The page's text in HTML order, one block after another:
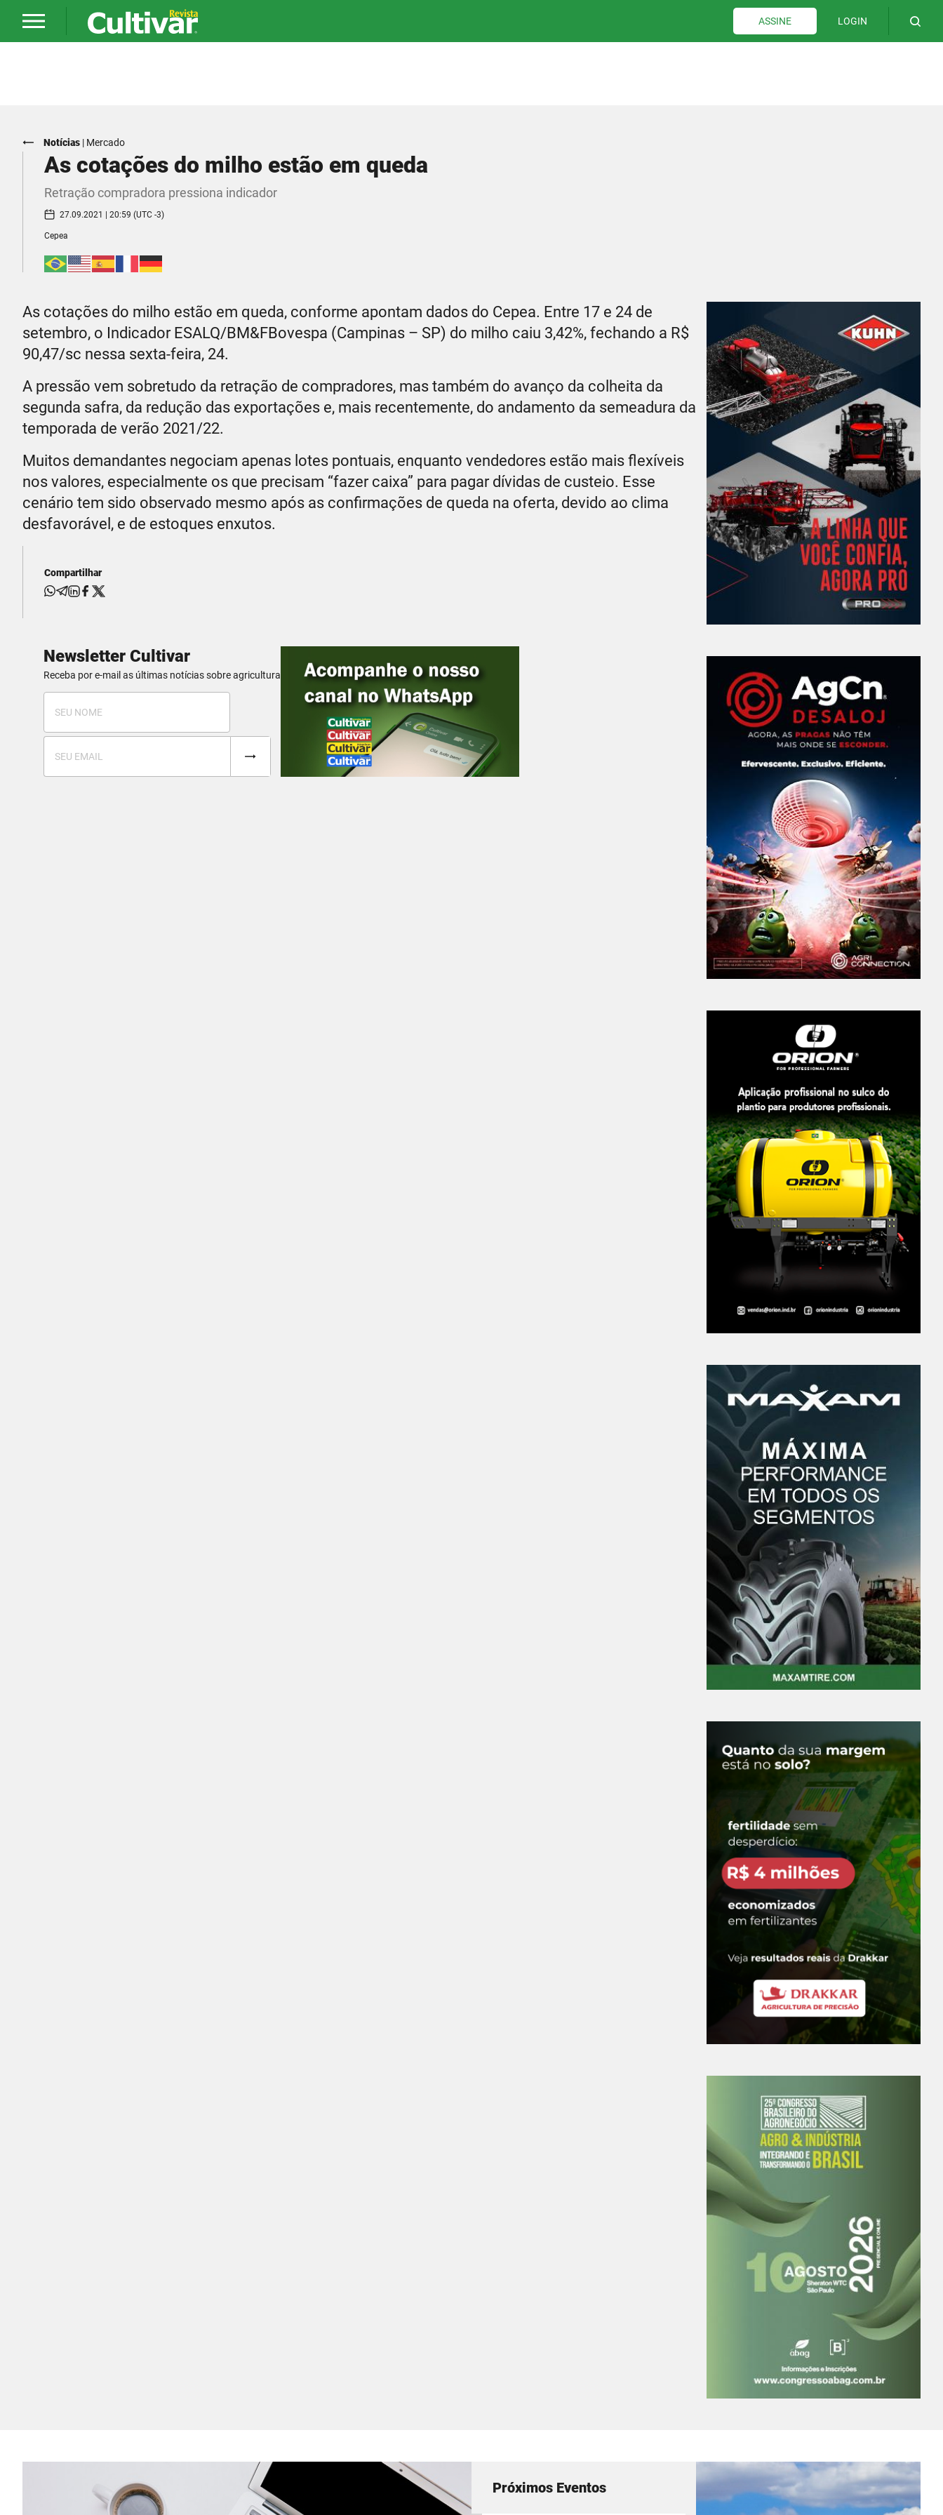
ASSINE LOGIN
Notícias | Mercado
As cotações do milho estão em queda
Retração compradora pressiona indicador
27.09.2021 | 20:59 (UTC -3)
Cepea
As cotações do milho estão em queda, conforme apontam dados do Cepea. Entre 17 e 24 de
setembro, o Indicador ESALQ/BM&FBovespa (Campinas – SP) do milho caiu 3,42%, fechando a R$
90,47/sc nessa sexta-feira, 24.
A pressão vem sobretudo da retração de compradores, mas também do avanço da colheita da
segunda safra, da redução das exportações e, mais recentemente, do andamento da semeadura da
temporada de verão 2021/22.
Muitos demandantes negociam apenas lotes pontuais, enquanto vendedores estão mais flexíveis
nos valores, especialmente os que precisam “fazer caixa” para pagar dívidas de custeio. Esse
cenário tem sido observado mesmo após as confirmações de queda na oferta, devido ao clima
desfavorável, e de estoques enxutos.
Compartilhar
Newsletter Cultivar
Receba por e-mail as últimas notícias sobre agricultura
Próximos Eventos